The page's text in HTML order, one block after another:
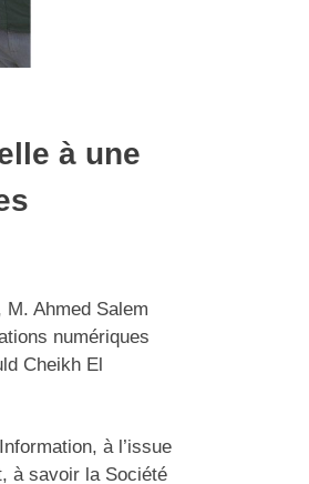
à une
Ahmed Salem
numériques
Cheikh El
à l’issue
à savoir la Société